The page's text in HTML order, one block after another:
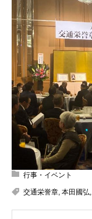
行事・イベント
交通栄誉章, 本田國弘,